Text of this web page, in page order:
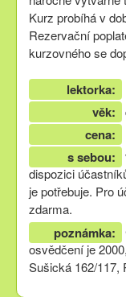
Kurz probíhá v
Rezervační
kurzovného se
lektorka:
věk:
cena:
s sebou:
dispozici
je potřebuje. Pro
zdarma.
poznámka:
osvědčení je
Sušická 162/117,